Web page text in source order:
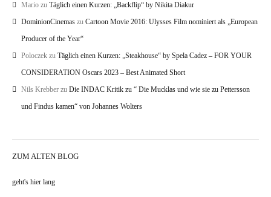
Mario zu Täglich einen Kurzen: „Backflip“ by Nikita Diakur
DominionCinemas zu Cartoon Movie 2016: Ulysses Film nominiert als „European
Producer of the Year“
Poloczek zu Täglich einen Kurzen: „Steakhouse“ by Spela Cadez – FOR YOUR
CONSIDERATION Oscars 2023 – Best Animated Short
Nils Krebber zu Die INDAC Kritik zu “ Die Mucklas und wie sie zu Pettersson
und Findus kamen“ von Johannes Wolters
ZUM ALTEN BLOG
geht's hier lang